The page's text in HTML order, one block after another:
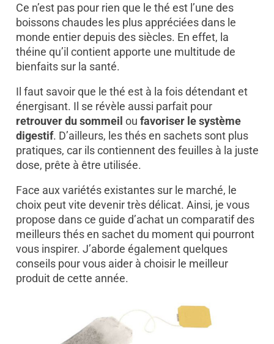
Ce n’est pas pour rien que le thé est l’une des
boissons chaudes les plus appréciées dans le
monde entier depuis des siècles. En effet, la
théine qu’il contient apporte une multitude de
bienfaits sur la santé.
Il faut savoir que le thé est à la fois détendant et
énergisant. Il se révèle aussi parfait pour
retrouver du sommeil ou favoriser le système
digestif. D’ailleurs, les thés en sachets sont plus
pratiques, car ils contiennent des feuilles à la juste
dose, prête à être utilisée.
Face aux variétés existantes sur le marché, le
choix peut vite devenir très délicat. Ainsi, je vous
propose dans ce guide d’achat un comparatif des
meilleurs thés en sachet du moment qui pourront
vous inspirer. J’aborde également quelques
conseils pour vous aider à choisir le meilleur
produit de cette année.